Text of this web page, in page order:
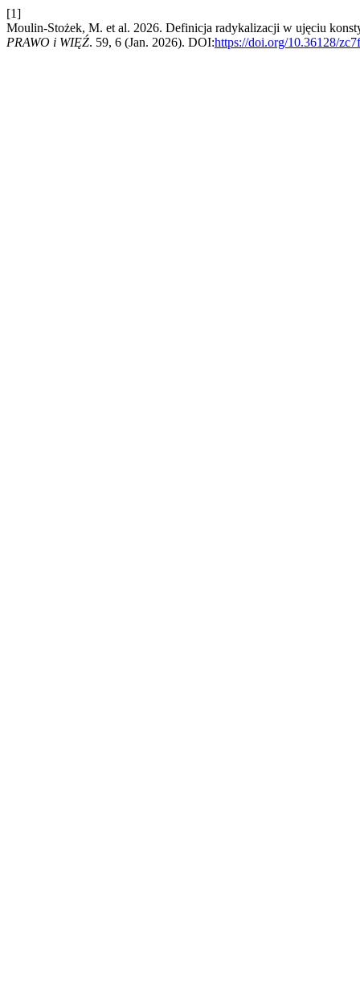
[1]
Moulin-Stożek, M. et al. 2026. Definicja radykalizacji w ujęciu
PRAWO i WIĘŹ. 59, 6 (Jan. 2026). DOI:https://doi.org/10.36128/